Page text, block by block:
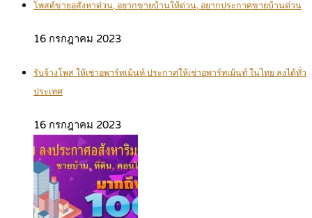
โพสต์ขายอสังหาด่วน, อยากขายบ้านให้ด่วน, อยากประกาศขายบ้านด่วน
16 กรกฎาคม 2023
รับจ้างโพส ให้เช่าอพาร์ทเม้นท์ ประกาศให้เช่าอพาร์ทเม้นท์ ในไทย ลงได้ทั่ว
ประเทศ
16 กรกฎาคม 2023